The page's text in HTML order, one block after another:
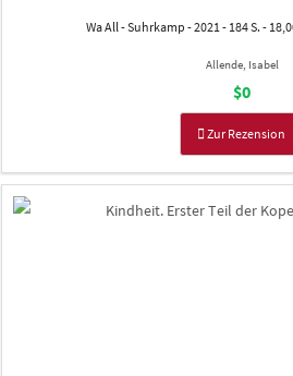
Wa All - Suhrkamp - 2021 - 184 S. -
Allende, Isabel
$0
Zur Rezension